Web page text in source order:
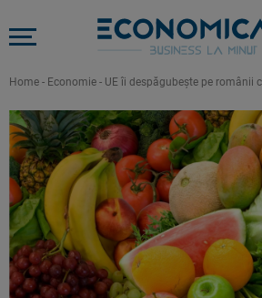
Home - Economie - UE îi despăgubeşte pe românii